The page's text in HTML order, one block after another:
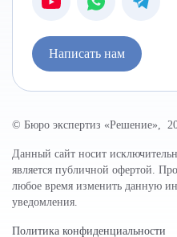
Написать нам
© Бюро экспертиз «Решение»,
Данный сайт носит
является публичной офертой.
любое время изменить данную
уведомления.
Политика конфиденциальности